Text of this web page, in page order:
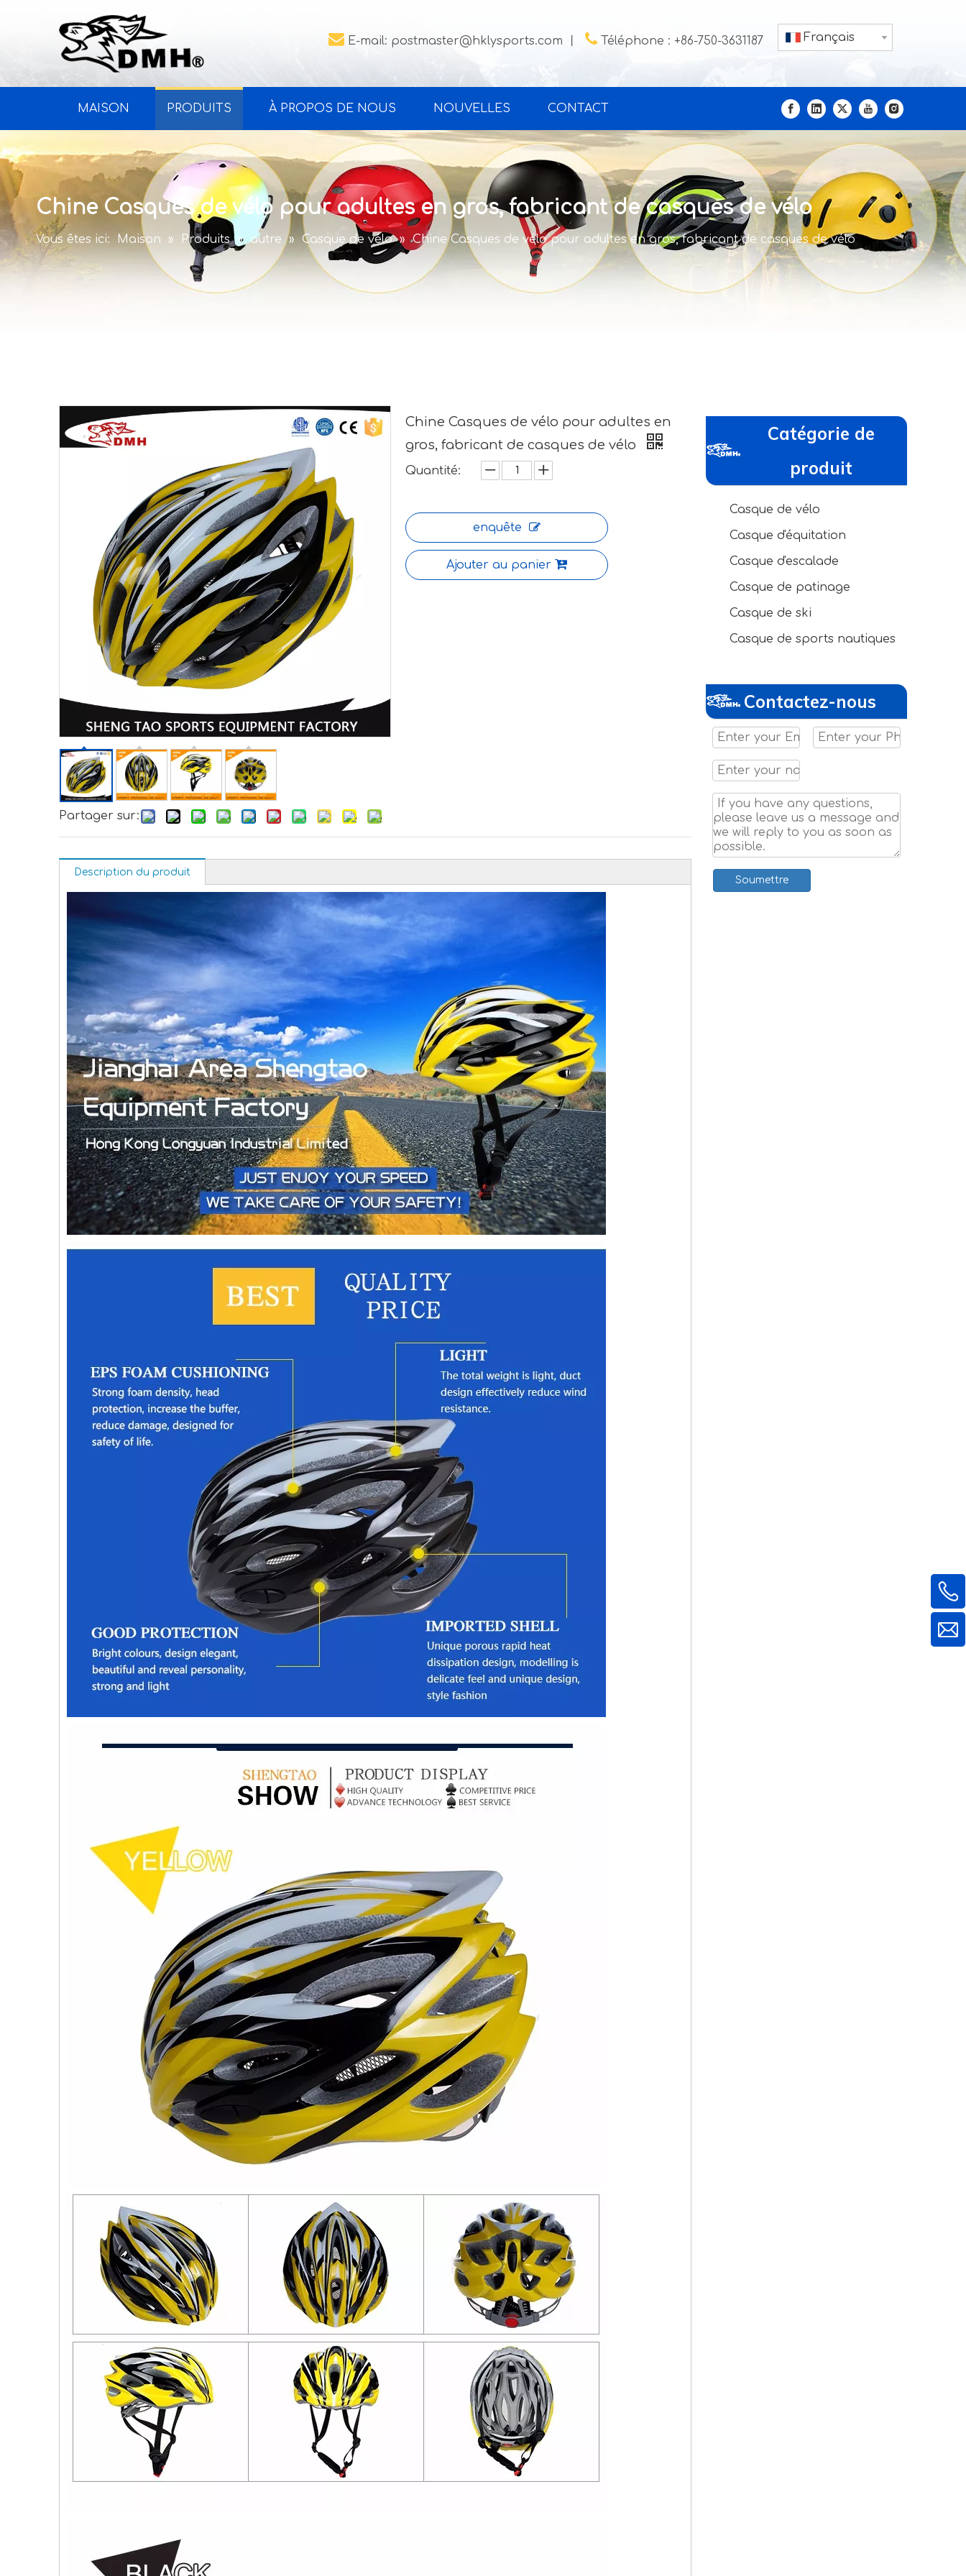
 E-mail: postmaster@hklysports.com  Téléphone : +86-750-3631187 Français
MAISON PRODUITS À PROPOS DE NOUS NOUVELLES CONTACT
Chine Casques de vélo pour adultes en gros, fabricant de casques de vélo
Vous êtes ici: Maison » Produits » autre » Casque de vélo » Chine Casques de vélo pour adultes en gros, fabricant de casques de vélo
Partager sur:
Chine Casques de vélo pour adultes en
gros, fabricant de casques de vélo
Quantité:
enquête
Ajouter au panier
Description du produit
Catégorie de
produit
Casque de vélo
Casque d'équitation
Casque d'escalade
Casque de patinage
Casque de ski
Casque de sports nautiques
Contactez-nous
Soumettre